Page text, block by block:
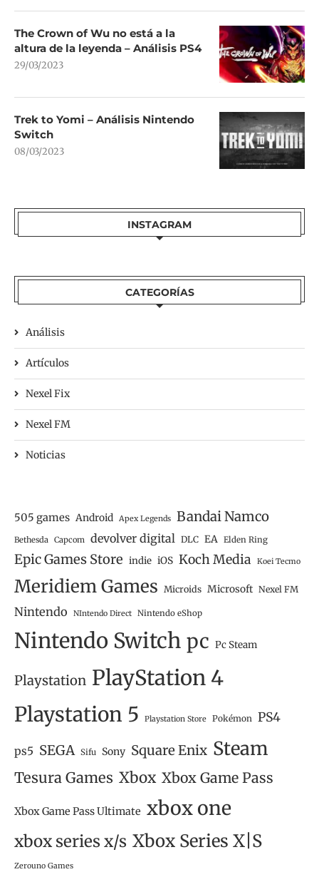
The Crown of Wu no está a la
altura de la leyenda – Análisis PS4
29/03/2023
Trek to Yomi – Análisis Nintendo
Switch
08/03/2023
INSTAGRAM
CATEGORÍAS
Análisis
Artículos
Nexel Fix
Nexel FM
Noticias
505 games Android Apex Legends Bandai Namco
Bethesda Capcom devolver digital DLC EA Elden Ring
Epic Games Store indie iOS Koch Media Koei Tecmo
Meridiem Games Microids Microsoft Nexel FM
Nintendo NIntendo Direct Nintendo eShop
Nintendo Switch pc Pc Steam
Playstation PlayStation 4
Playstation 5 Playstation Store Pokémon PS4
ps5 SEGA Sifu Sony Square Enix Steam
Tesura Games Xbox Xbox Game Pass
Xbox Game Pass Ultimate xbox one
xbox series x/s Xbox Series X|S
Zerouno Games